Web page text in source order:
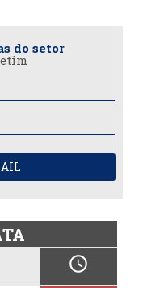
do setor
schedule